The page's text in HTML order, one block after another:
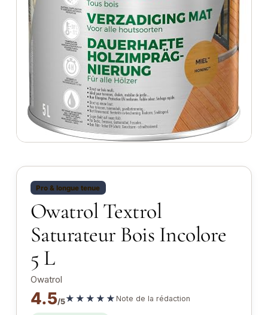
Pro & longue tenue
Owatrol Textrol
Saturateur Bois Incolore
5 L
Owatrol
4.5/5★★★★★ Note de la rédaction